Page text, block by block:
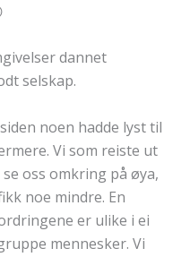
dannet
selskap.
noen hadde lyst til
Vi som reiste ut
oss omkring på øya,
noe mindre. En
er ulike i ei
mennesker. Vi